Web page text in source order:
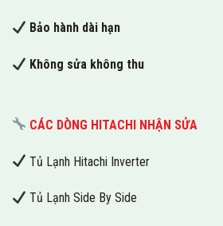
Bảo hành dài hạn
Không sửa không thu
CÁC DÒNG HITACHI NHẬN SỬA
Tủ Lạnh Hitachi Inverter
Tủ Lạnh Side By Side